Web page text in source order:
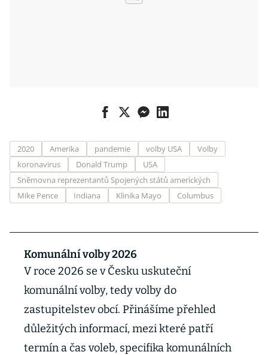
2020 Amerika pandemie volby USA
Volby
koronavirus
Donald Trump
USA
Sněmovna reprezentantů Spojených států amerických
Mike Pence
Indiana Klinika Mayo Columbus
Komunální volby 2026
V roce 2026 se v Česku uskuteční
komunální volby, tedy volby do
zastupitelstev obcí. Přinášíme přehled
důležitých informací, mezi které patří
termín a čas voleb, specifika komunálních